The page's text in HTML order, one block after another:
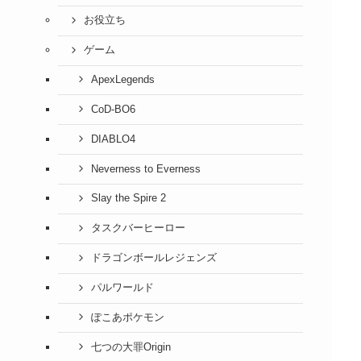
お役立ち
ゲーム
ApexLegends
CoD-BO6
DIABLO4
Neverness to Everness
Slay the Spire 2
タスクバーヒーロー
ドラゴンボールレジェンズ
パルワールド
ぽこあポケモン
七つの大罪Origin